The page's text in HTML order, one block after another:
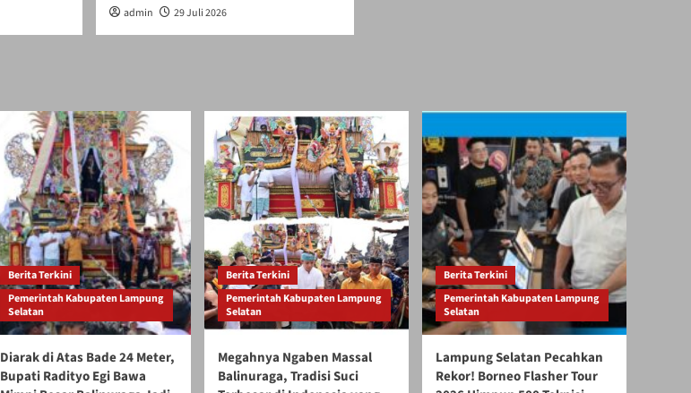
admin 29 Juli 2026
Berita Terkini
Pemerintah Kabupaten Lampung
Selatan
Diarak di Atas Bade 24 Meter,
Bupati Radityo Egi Bawa
Berita Terkini
Pemerintah Kabupaten Lampung
Selatan
Megahnya Ngaben Massal
Balinuraga, Tradisi Suci
Berita Terkini
Pemerintah Kabupaten Lampung
Selatan
Lampung Selatan Pecahkan
Rekor! Borneo Flasher Tour